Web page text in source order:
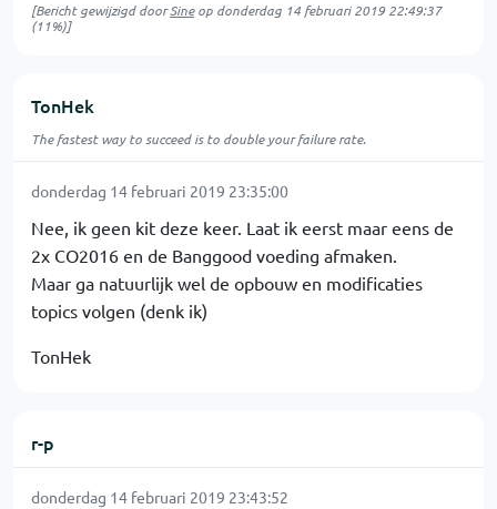
[Bericht gewijzigd doorSineop donderdag 14 februari 2019 22:49:37
(11%)]
TonHek
The fastest way to succeed is to double your failure rate.
donderdag 14 februari 2019 23:35:00
Nee, ik geen kit deze keer. Laat ik eerst maar eens de
2x CO2016 en de Banggood voeding afmaken.
Maar ga natuurlijk wel de opbouw en modificaties
topics volgen (denk ik)
TonHek
r-p
donderdag 14 februari 2019 23:43:52